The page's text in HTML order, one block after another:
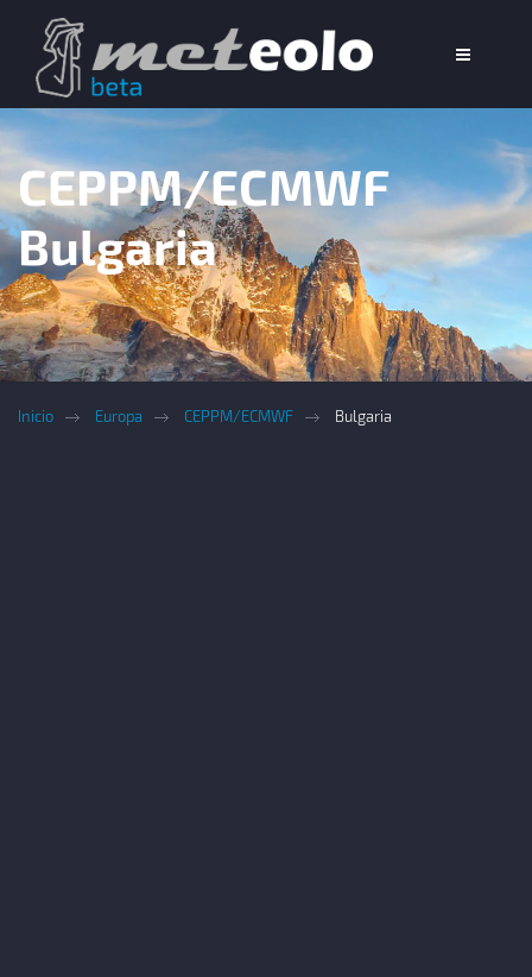
CEPPM/ECMWF
Bulgaria
Inicio Europa CEPPM/ECMWF Bulgaria